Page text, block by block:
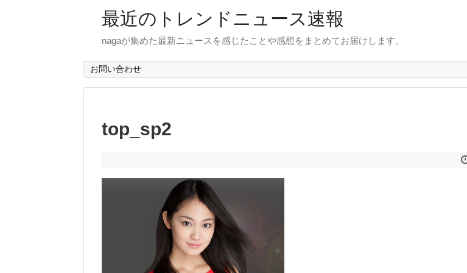
最近のトレンドニュース速報
nagaが集めた最新ニュースを感じたことや感想をまとめてお届けします。
お問い合わせ
top_sp2